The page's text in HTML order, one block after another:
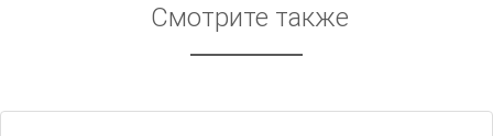
Смотрите также